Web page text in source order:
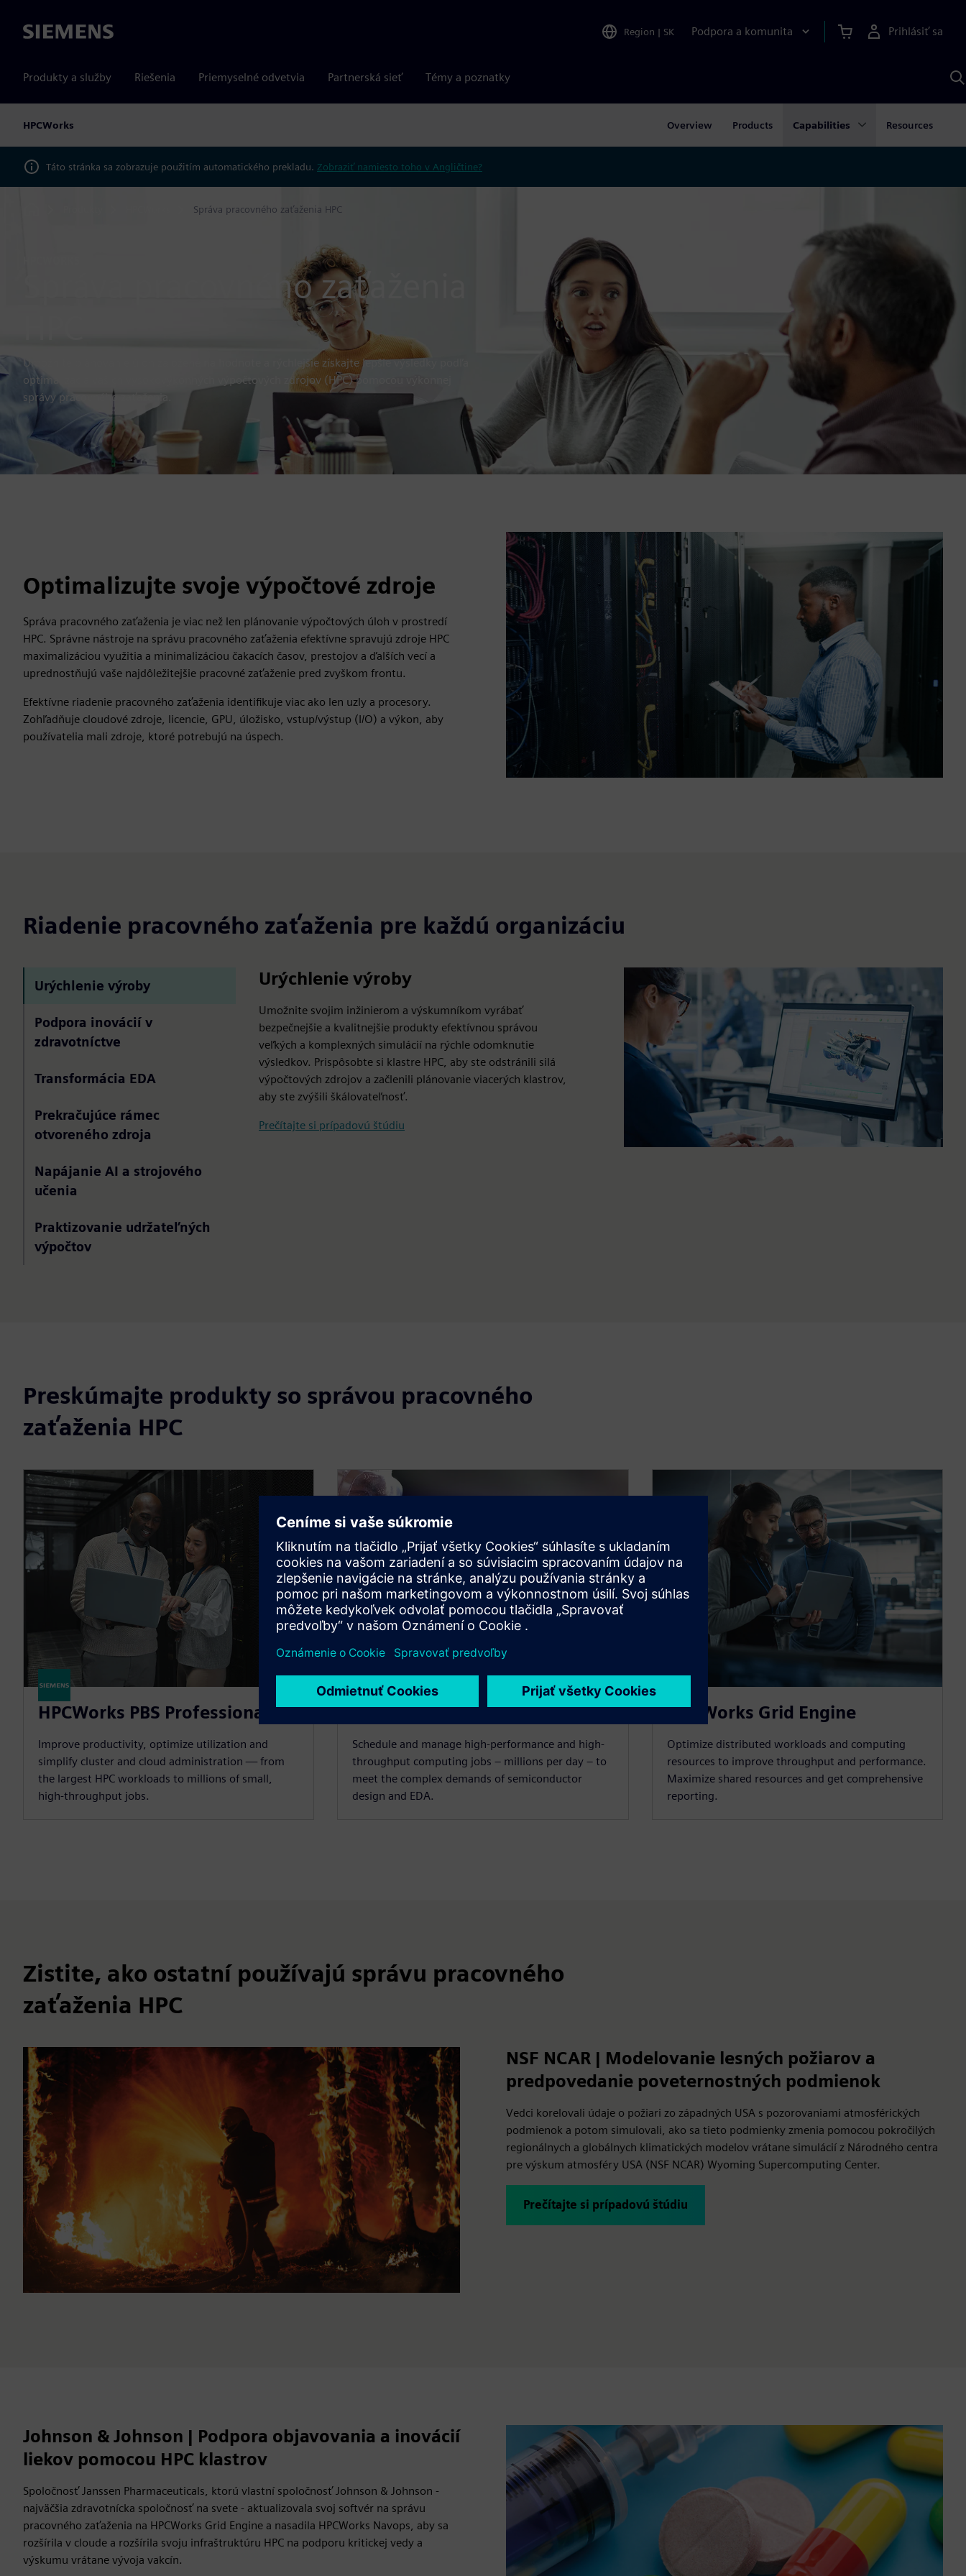
Siemens Region | SK Podpora a komunita Prihlásiť sa
Produkty a služby Riešenia Priemyselné odvetvia Partnerská sieť Témy a poznatky
HPCWorks Overview Products Capabilities Resources
Táto stránka sa zobrazuje použitím automatického prekladu. Zobraziť namiesto toho v Angličtine?
Správa pracovného zaťaženia HPC
Správa pracovného zaťaženia
Umožnite plánovanie úloh založené na hodnote a rýchlejšie získajte lepšie výsledky
optimalizácia vašich vysokovýkonných výpočtových zdrojov (HPC) pomocou výkonnej
správy pracovného zaťaženia.
Optimalizujte svoje výpočtové zdroje
Správa pracovného zaťaženia je viac než len plánovanie výpočtových úloh v prostredí
HPC. Správne nástroje na správu pracovného zaťaženia efektívne spravujú zdroje HPC
maximalizáciou využitia a minimalizáciou čakacích časov, prestojov a ďalších vecí a
uprednostňujú vaše najdôležitejšie pracovné zaťaženie pred zvyškom frontu.
Efektívne riadenie pracovného zaťaženia identifikuje viac ako len uzly a procesory.
Zohľadňuje cloudové zdroje, licencie, GPU, úložisko, vstup/výstup (I/O) a výkon, aby
používatelia mali zdroje, ktoré potrebujú na úspech.
Riadenie pracovného zaťaženia pre každú organizáciu
Urýchlenie výroby
Podpora inovácií v
zdravotníctve
Transformácia EDA
Prekračujúce rámec
otvoreného zdroja
Napájanie AI a strojového
učenia
Praktizovanie udržateľných
výpočtov
Urýchlenie výroby
Umožnite svojim inžinierom a výskumníkom vyrábať
bezpečnejšie a kvalitnejšie produkty efektívnou správou
veľkých a komplexných simulácií na rýchle odomknutie
výsledkov. Prispôsobte si klastre HPC, aby ste odstránili silá
výpočtových zdrojov a začlenili plánovanie viacerých klastrov,
aby ste zvýšili škálovateľnosť.
Prečítajte si prípadovú štúdiu
Preskúmajte produkty so správou pracovného
zaťaženia HPC
HPCWorks PBS Professional
Improve productivity, optimize utilization and
simplify cluster and cloud administration — from
the largest HPC workloads to millions of small,
high-throughput jobs.
HPCWorks Velocity
Schedule and manage high-performance and high-
throughput computing jobs – millions per day – to
meet the complex demands of semiconductor
design and EDA.
HPCWorks Grid Engine
Optimize distributed workloads and computing
resources to improve throughput and performance.
Maximize shared resources and get comprehensive
reporting.
Zistite, ako ostatní používajú správu pracovného
zaťaženia HPC
NSF NCAR | Modelovanie lesných požiarov a
predpovedanie poveternostných podmienok
Vedci korelovali údaje o požiari zo západných USA s pozorovaniami atmosférických
podmienok a potom simulovali, ako sa tieto podmienky zmenia pomocou pokročilých
regionálnych a globálnych klimatických modelov vrátane simulácií z Národného centra
pre výskum atmosféry USA (NSF NCAR) Wyoming Supercomputing Center.
Prečítajte si prípadovú štúdiu
Johnson & Johnson | Podpora objavovania a inovácií
liekov pomocou HPC klastrov
Spoločnosť Janssen Pharmaceuticals, ktorú vlastní spoločnosť Johnson & Johnson -
najväčšia zdravotnícka spoločnosť na svete - aktualizovala svoj softvér na správu
pracovného zaťaženia na HPCWorks Grid Engine a nasadila HPCWorks Navops, aby sa
rozšírila v cloude a rozšírila svoju infraštruktúru HPC na podporu kritickej vedy a
výskumu vrátane vývoja vakcín.